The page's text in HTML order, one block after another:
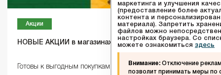
Акции
НОВЫЕ АКЦИИ в магазинах GREEN!
Готовы к выгодным покупкам?
маркетинга и улучшения
(предоставление более
контента и
материала). Запретить
файлов можно
настройках браузера. Со
можете ознакомиться здесь
Внимание: Отключение
позволит принимать меры по